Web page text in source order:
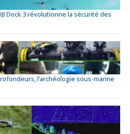
Dock 3 révolutionne la sécurité des
l’archéologie sous-marine